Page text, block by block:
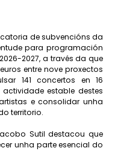
de subvencións da
para programación
2027, a través da que
entre nove proxectos
141 concertos en 16
estable destes
e consolidar unha
territorio.
Sutil destacou que
unha parte esencial do